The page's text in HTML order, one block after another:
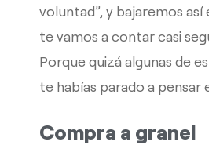
voluntad”, y bajaremos
te vamos a contar casi
Porque quizá algunas de
te habías parado a pensar
Compra a granel